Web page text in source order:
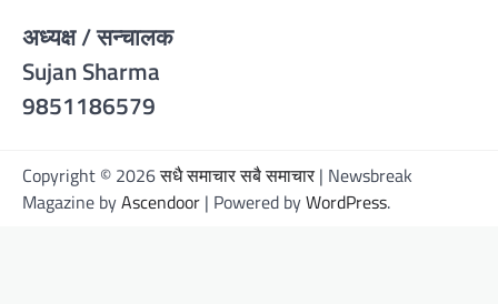
अध्यक्ष / सन्चालक
Sujan Sharma
9851186579
Copyright © 2026सधै समाचार सबै समाचार | Newsbreak
Magazine byAscendoor | Powered byWordPress.